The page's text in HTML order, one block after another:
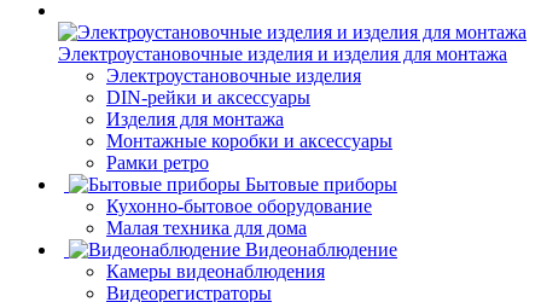
Электроустановочные изделия и изделия для монтажа
Электроустановочные изделия
DIN-рейки и аксессуары
Изделия для монтажа
Монтажные коробки и аксессуары
Рамки ретро
Бытовые приборы
Кухонно-бытовое оборудование
Малая техника для дома
Видеонаблюдение
Камеры видеонаблюдения
Видеорегистраторы